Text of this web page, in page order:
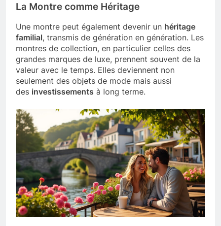
La Montre comme Héritage
Une montre peut également devenir un héritage
familial, transmis de génération en génération. Les
montres de collection, en particulier celles des
grandes marques de luxe, prennent souvent de la
valeur avec le temps. Elles deviennent non
seulement des objets de mode mais aussi
des investissements à long terme.